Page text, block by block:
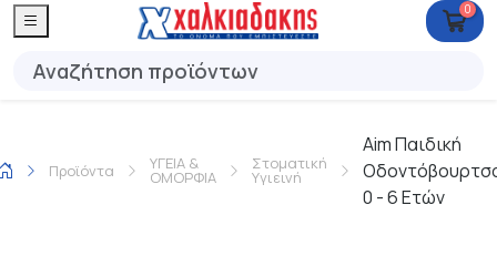
0
Προϊόντα ΥΓΕΙΑ &
ΟΜΟΡΦΙΑ
Στοματική
Υγιεινή
Aim Παιδική
0 - 6 Ετών